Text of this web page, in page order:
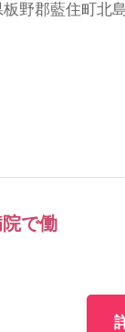
板野郡藍住町北
で働